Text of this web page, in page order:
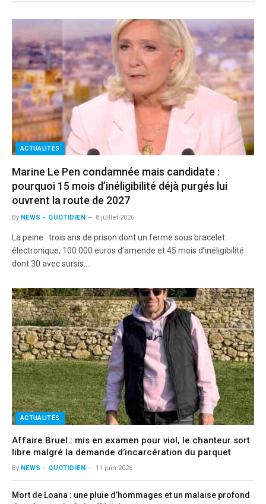
ACTUALITÉS
Marine Le Pen condamnée mais candidate :
pourquoi 15 mois d’inéligibilité déjà purgés lui
ouvrent la route de 2027
By NEWS - QUOTIDIEN 8 juillet 2026
La peine : trois ans de prison dont un ferme sous bracelet
électronique, 100 000 euros d’amende et 45 mois d’inéligibilité
dont 30 avec sursis.…
ACTUALITÉS
Affaire Bruel : mis en examen pour viol, le chanteur sort
libre malgré la demande d’incarcération du parquet
By NEWS - QUOTIDIEN 11 juin 2026
Mort de Loana : une pluie d’hommages et un malaise profond